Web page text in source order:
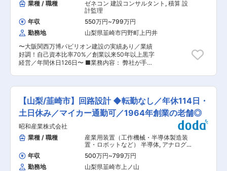
トップ20の9割以上の車種に当社社製品が導入さ
れています。 ・ドア部品について半世紀以上にわ
たりノウハウや技術を蓄積し、かつ完成車メーカ
ーに属さない独立企業であり、ほぼ全ての完成車
メーカーとの取引があります。 ・世界で初めてパ
ワースライドドア開発に着手したパイオニアで、
パワースライドドアを始めとしたドア周辺部品の
システム制御製品の開発を推進しています。 ・今
が盛んになり、生産台数の増加が見込まれてお
り、同社製品のニーズもさらなる高まりが期待で
術提供することが求められます。 ■業務詳細：
（1）測定データ解析および技術レポートの作成
測定データに対し、形状因子等の数理モデルを用
いたフィッティングを行い、ナノ構造の寸法や形
状を算出・評価します。 （2）技術的提案および
プロセスコンサルティング 物理的・数学的根拠に
基づき、解析結果の妥当性を顧客のエンジニアへ
提示し、製造プロセスの改善提案を行います。
（3）グローバル・テクニカルサポート 国内外の
の開発支援 現場での解析ニーズや技術的限界を論
理的に整理し、社内の設計・開発部門へ新機能や
アルゴリズムの改善を提言します。 ■担当製品：
T-SAX / G-SAX：透過型および放物型小角X線散
乱装置 ※上記は半導体プロセスのインライン形状
計測における最先端ソリューションです。
SAX（小角X線散乱）による計測は、対象を直接
撮影するのではなく、X線の干渉パターンから構
造を逆演算する手法をとります。複雑な波形デー
業種 / 職種
ゼネコン 建設コンサルタント , 積算 設
計監理
年収
550万円~799万円
勤務地
山梨県韮崎市円野町上円井
〜大阪関西万博パビリオン建設の実績あり／業績
好調！自己資本比率70%／創業以来50年以上黒字
経営／年間休日126日〜 ■業務内容： 弊社が手掛
公庁施設になります。 商品規格を習得しながら実
案件の作図メインに業務を行い、並行して各種打
合せ、現地調査、法規確認、各種申請業務、検査
含む監理等、一通りの設計業務を行っていきま
す。 ※お客様は法人となるため土日の打ち合わせ
はございません。 ※業務を通じて建築士資格取得
のサポートも行います。 ※使用するCADは
「JW_CAD」がメインです。 ■一日の流れ
（例）： ・午前中：作図・施主打合せ・社内ミー
ティング・調査関係等 ・午後：図面作成 ・夕
方：案件整理やスケジュールチェック ■魅力ポイ
【山梨/韮崎市】回路設計 ◆転勤なし／年休114日・
土日休み／マイカー通勤可／1964年創業の老舗◎
昭和産業株式会社
業種 / 職種
産業用装置（工作機械・半導体製造装
置・ロボットなど） 半導体, アナログ
（高周波・RF・通信） アナログ（その
他アナログ）
年収 500万円~799万円
勤務地
山梨県韮崎市上ノ山